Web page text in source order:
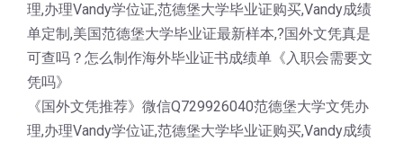
理,办理Vandy学位证,范德堡大学毕业证购买,Vandy成绩
单定制,美国范德堡大学毕业证最新样本,?国外文凭真是
可查吗？怎么制作海外毕业证书成绩单《入职会需要文
凭吗》
《国外文凭推荐》微信Q729926040范德堡大学文凭办
理,办理Vandy学位证,范德堡大学毕业证购买,Vandy成绩